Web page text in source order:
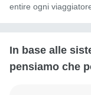
entire ogni
In base alle
pensiamo che